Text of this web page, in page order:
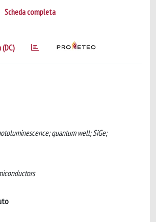
Scheda completa
quantum well; SiGe;